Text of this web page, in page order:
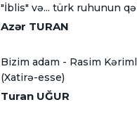
"İblis" və... türk ruhunun
Azər TURAN
Bizim adam - Rasim
(Xatirə-esse)
Turan UĞUR